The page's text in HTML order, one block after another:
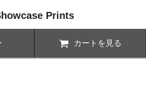
Prints
カートを見る